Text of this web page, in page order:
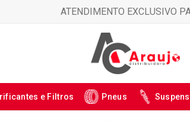
ATENDIMENTO EXCLUSIVO
e Filtros Pneus